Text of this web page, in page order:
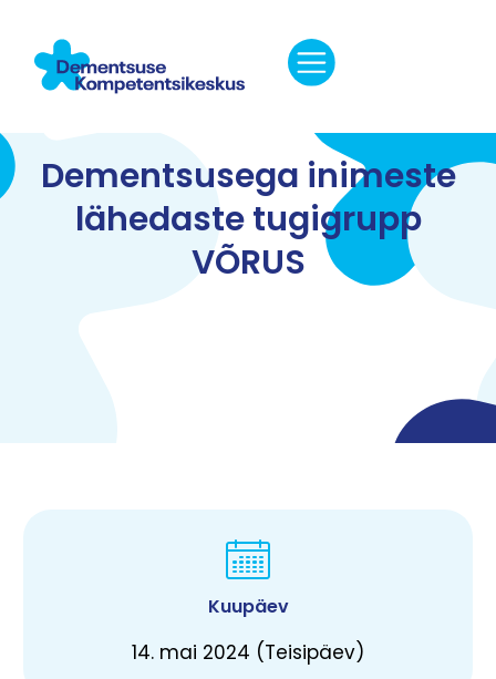
Dementsusega inimeste
lähedaste tugigrupp
VÕRUS
Kuupäev
14. mai 2024 (Teisipäev)